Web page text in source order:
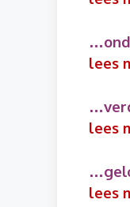
lees
lees
lees